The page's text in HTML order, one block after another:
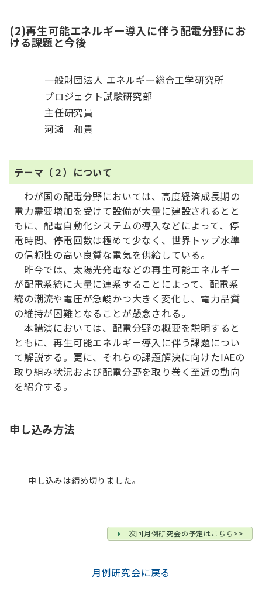
(2)再生可能エネルギー導入に伴う配電分野にお
ける課題と今後
一般財団法人 エネルギー総合工学研究所
プロジェクト試験研究部
主任研究員
河瀬 和貴
テーマ（２）について
わが国の配電分野においては、高度経済成長期の
電力需要増加を受けて設備が大量に建設されるとと
もに、配電自動化システムの導入などによって、停
電時間、停電回数は極めて少なく、世界トップ水準
の信頼性の高い良質な電気を供給している。
昨今では、太陽光発電などの再生可能エネルギー
が配電系統に大量に連系することによって、配電系
統の潮流や電圧が急峻かつ大きく変化し、電力品質
の維持が困難となることが懸念される。
本講演においては、配電分野の概要を説明すると
ともに、再生可能エネルギー導入に伴う課題につい
て解説する。更に、それらの課題解決に向けたIAEの
取り組み状況および配電分野を取り巻く至近の動向
を紹介する。
申し込み方法
申し込みは締め切りました。
次回月例研究会の予定はこちら>>
月例研究会に戻る